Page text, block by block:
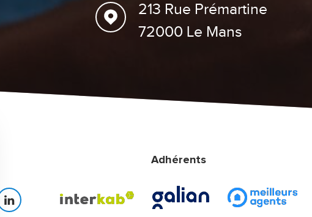
213 Rue Prémartine
72000 Le Mans
Adhérents